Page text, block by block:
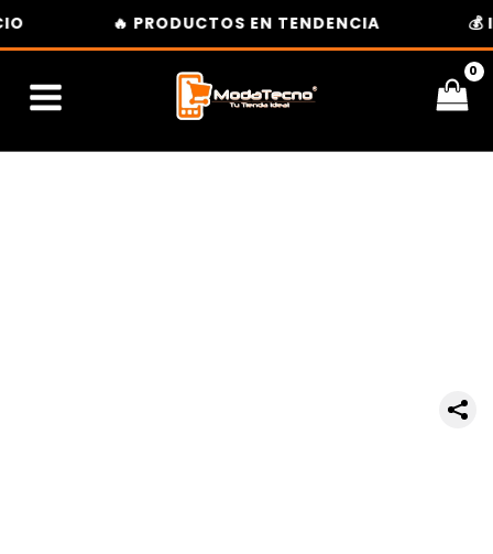
🔥 PRODUCTOS EN TENDENCIA 💰